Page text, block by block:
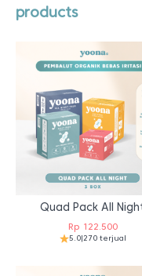
products
Quad Pack All
Rp122.500
5.0|270 terjual